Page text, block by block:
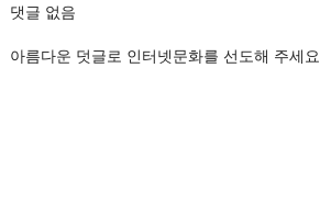
댓글 없음
아름다운 덧글로 인터넷문화를 선도해 주세요